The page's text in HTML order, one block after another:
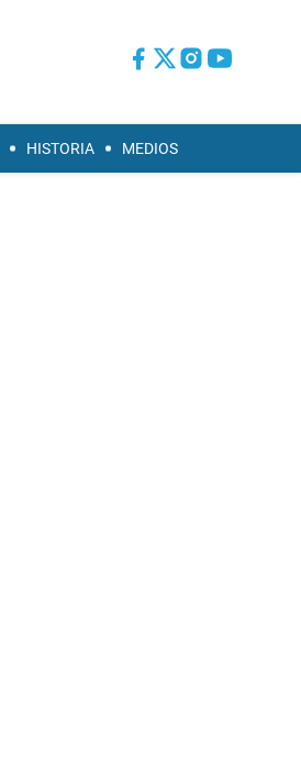
HISTORIA MEDIOS